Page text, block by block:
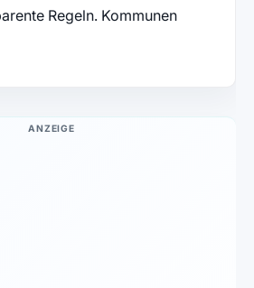
Regeln. Kommunen
ANZEIGE